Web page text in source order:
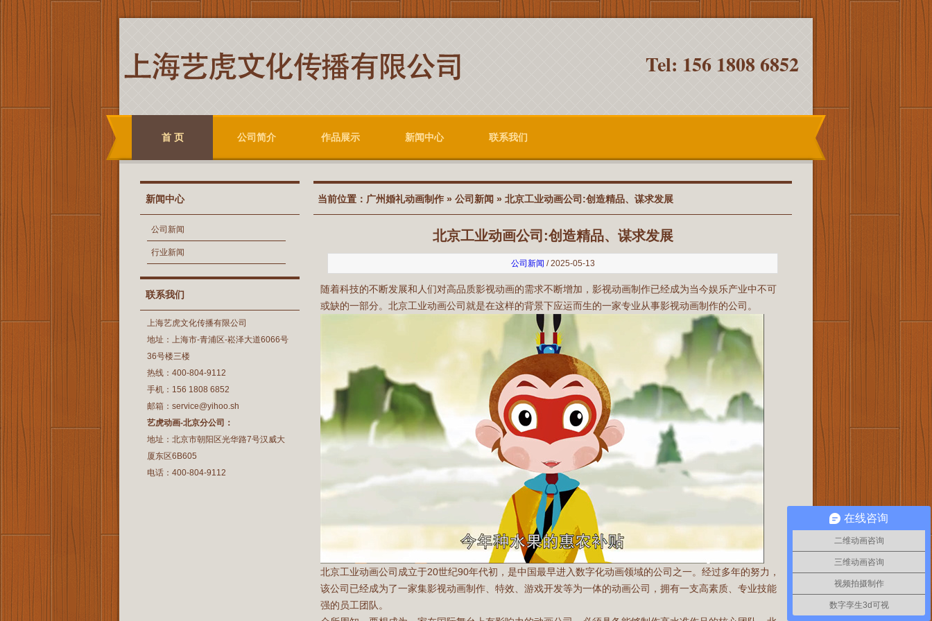
Tel: 156 1808 6852
首 页 公司简介 作品展示 新闻中心 联系我们
新闻中心
公司新闻
行业新闻
联系我们
上海艺虎文化传播有限公司
地址：上海市-青浦区-崧泽大道6066号
36号楼三楼
热线：400-804-9112
手机：156 1808 6852
邮箱：service@yihoo.sh
艺虎动画-北京分公司：
地址：北京市朝阳区光华路7号汉威大
厦东区6B605
电话：400-804-9112
当前位置： 广州婚礼动画制作 » 公司新闻 » 北京工业动画公司:创造精品、谋求发展
北京工业动画公司:创造精品、谋求发展
公司新闻 / 2025-05-13
随着科技的不断发展和人们对高品质影视动画的需求不断增加，影视动画制作已经成为当今娱乐产业中不可
或缺的一部分。北京工业动画公司就是在这样的背景下应运而生的一家专业从事影视动画制作的公司。
北京工业动画公司成立于20世纪90年代初，是中国最早进入数字化动画领域的公司之一。经过多年的努力，
该公司已经成为了一家集影视动画制作、特效、游戏开发等为一体的动画公司，拥有一支高素质、专业技能
强的员工团队。
在线咨询
二维动画咨询
三维动画咨询
视频拍摄制作
数字孪生3d可视
如何联系你们